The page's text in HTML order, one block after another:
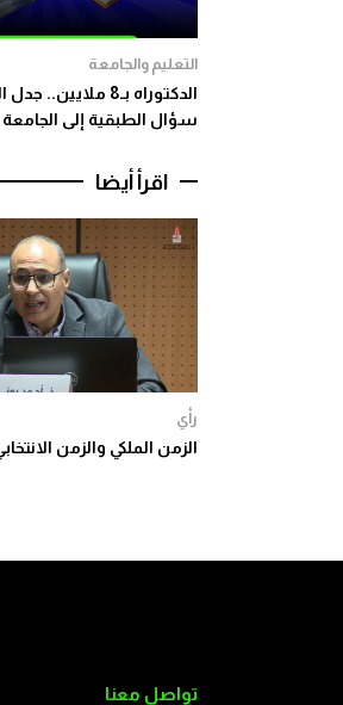
التعليم والجامعة
الدكتوراه بـ8
سؤال الطبقية إلى الجامعة
اقرأ أيضا
رأي
الزمن الملكي والزمن
تواصل معنا